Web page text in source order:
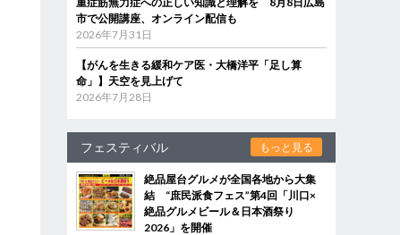
市で公開講座、オンライン配信も
2026年7月31日
【がんを生きる緩和ケア医・大橋洋平「足し算
命」】天空を見上げて
2026年7月28日
フェスティバル もっと見る
絶品屋台グルメが全国各地から大集
結 “庶民派食フェス”第4回「川口×
絶品グルメビール＆日本酒祭り
2026」を開催